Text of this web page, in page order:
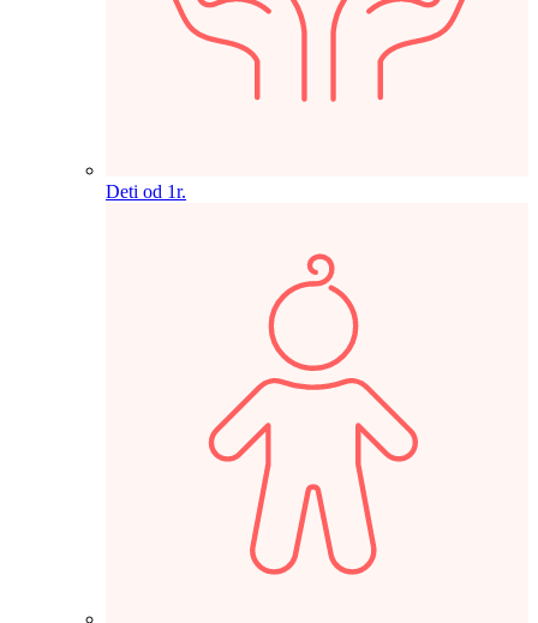
Deti od 1r.